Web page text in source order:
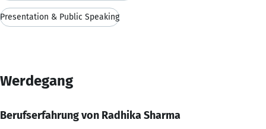
Presentation & Public Speaking
Werdegang
Berufserfahrung von Radhika Sharma